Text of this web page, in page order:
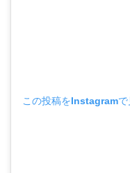
この投稿をInstagramで